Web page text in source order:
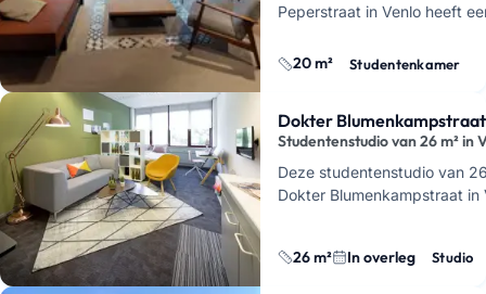
Peperstraat in Venlo heeft
bedoeld voor residentiële
20 m² Studentenkamer
Dokter
Studentenstudio van 26 m² in
Deze studentenstudio van
Dokter Blumenkampstraat in
26 m² In overleg Studio